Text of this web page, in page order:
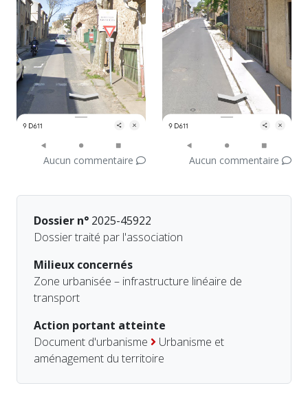
Aucun commentaire Aucun commentaire
Dossier n° 2025-45922
Dossier traité par l'association
Milieux concernés
Zone urbanisée – infrastructure linéaire de
transport
Action portant atteinte
Document d'urbanisme
Urbanisme et
aménagement du territoire